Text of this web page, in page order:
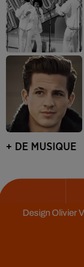
+ DE MUSIQUE
DesignOlivier